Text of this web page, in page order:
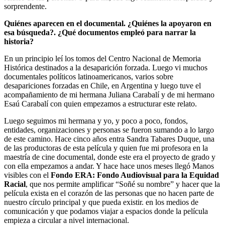
sorprendente.
Quiénes aparecen en el documental. ¿Quiénes la apoyaron en
esa búsqueda?. ¿Qué documentos empleó para narrar la
historia?
En un principio leí los tomos del Centro Nacional de Memoria
Histórica destinados a la desaparición forzada. Luego vi muchos
documentales políticos latinoamericanos, varios sobre
desapariciones forzadas en Chile, en Argentina y luego tuve el
acompañamiento de mi hermana Juliana Carabalí y de mi hermano
Esaú Carabalí con quien empezamos a estructurar este relato.
Luego seguimos mi hermana y yo, y poco a poco, fondos,
entidades, organizaciones y personas se fueron sumando a lo largo
de este camino. Hace cinco años entra Sandra Tabares Duque, una
de las productoras de esta película y quien fue mi profesora en la
maestría de cine documental, donde este era el proyecto de grado y
con ella empezamos a andar. Y hace hace unos meses llegó Manos
visibles con el Fondo ERA: Fondo Audiovisual para la Equidad
Racial, que nos permite amplificar “Soñé su nombre” y hacer que la
película exista en el corazón de las personas que no hacen parte de
nuestro círculo principal y que pueda existir. en los medios de
comunicación y que podamos viajar a espacios donde la película
empieza a circular a nivel internacional.